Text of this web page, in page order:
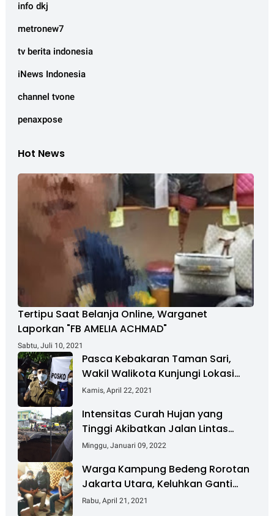
info dkj
metronew7
tv berita indonesia
iNews Indonesia
channel tvone
penaxpose
Hot News
Tertipu Saat Belanja Online, Warganet
Laporkan "FB AMELIA ACHMAD"
Sabtu, Juli 10, 2021
Pasca Kebakaran Taman Sari,
Wakil Walikota Kunjungi Lokasi
Kebakaran Dan Salurkan Bantuan
Kamis, April 22, 2021
Intensitas Curah Hujan yang
Tinggi Akibatkan Jalan Lintas
Sumatera Nyaris Putus
Minggu, Januari 09, 2022
Warga Kampung Bedeng Rorotan
Jakarta Utara, Keluhkan Ganti
Rugi Pembebasan Lahan Tol
Rabu, April 21, 2021